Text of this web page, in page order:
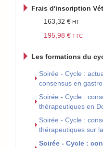
Frais d'inscription
163,32 €
195,98 €
Les formations du
Soirée - Cycle :
consensus en
Soirée - Cycle :
thérapeutiques en
Soirée - Cycle :
thérapeutiques sur
Soirée - Cycle :